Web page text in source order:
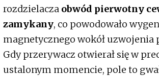
rozdzielacza obwód pierwotny
zamykany, co powodowało
magnetycznego wokół uzwojenia
Gdy przerywacz otwierał się w
ustalonym momencie, pole to